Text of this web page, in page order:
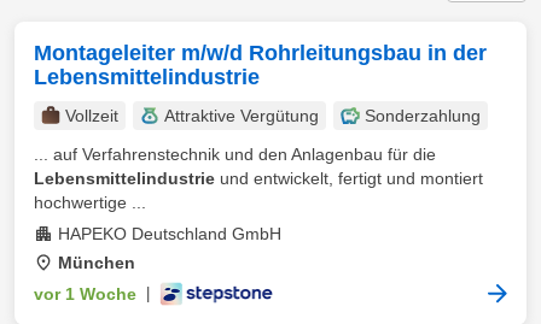
Montageleiter m/w/d Rohrleitungsbau in der
Lebensmittelindustrie
Vollzeit Attraktive Vergütung
Sonderzahlung
... auf Verfahrenstechnik und den Anlagenbau für die
Lebensmittelindustrie und entwickelt, fertigt und montiert
hochwertige ...
HAPEKO Deutschland GmbH
München
vor 1 Woche